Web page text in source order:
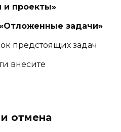
и проекты»
задачи»
предстоящих задач
внесите
отмена